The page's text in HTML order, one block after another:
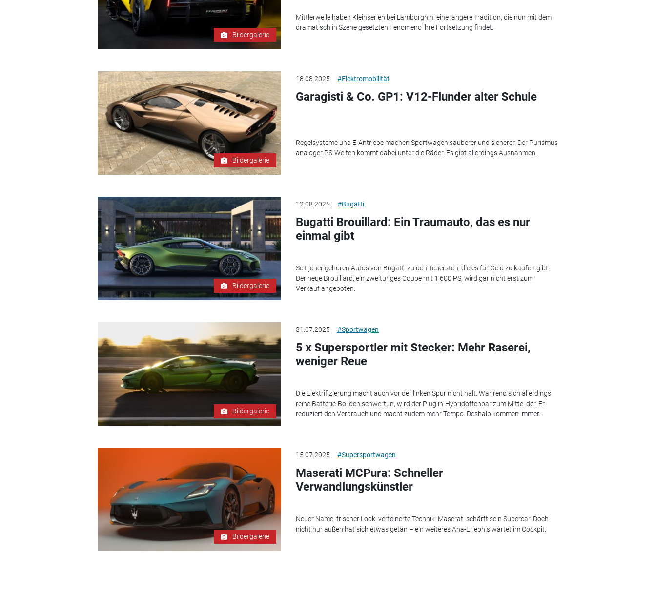
Bildergalerie
Mittlerweile haben Kleinserien bei Lamborghini eine längere Tradition, die nun mit dem
dramatisch in Szene gesetzten Fenomeno ihre Fortsetzung findet.
Bildergalerie
18.08.2025 #Elektromobilität
Garagisti & Co. GP1: V12-Flunder alter Schule
Regelsysteme und E-Antriebe machen Sportwagen sauberer und sicherer. Der Purismus
analoger PS-Welten kommt dabei unter die Räder. Es gibt allerdings Ausnahmen.
Bildergalerie
12.08.2025 #Bugatti
Bugatti Brouillard: Ein Traumauto, das es nur
einmal gibt
Seit jeher gehören Autos von Bugatti zu den Teuersten, die es für Geld zu kaufen gibt.
Der neue Brouillard, ein zweitüriges Coupe mit 1.600 PS, wird gar nicht erst zum
Verkauf angeboten.
Bildergalerie
31.07.2025 #Sportwagen
5 x Supersportler mit Stecker: Mehr Raserei,
weniger Reue
Die Elektrifizierung macht auch vor der linken Spur nicht halt. Während sich allerdings
reine Batterie-Boliden schwertun, wird der Plug in-Hybridoffenbar zum Mittel der. Er
reduziert den Verbrauch und macht zudem mehr Tempo. Deshalb kommen immer...
Bildergalerie
15.07.2025 #Supersportwagen
Maserati MCPura: Schneller
Verwandlungskünstler
Neuer Name, frischer Look, verfeinerte Technik: Maserati schärft sein Supercar. Doch
nicht nur außen hat sich etwas getan – ein weiteres Aha-Erlebnis wartet im Cockpit.